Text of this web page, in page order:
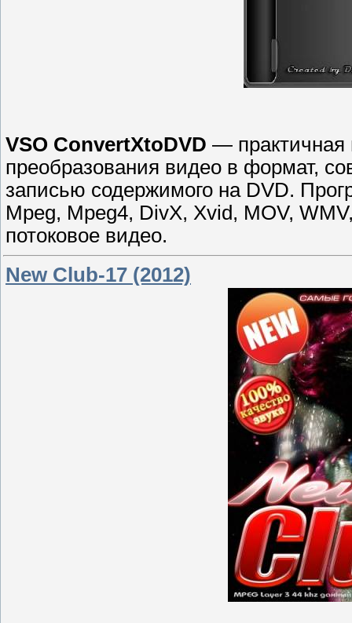
VSO ConvertXtoDVD — практичная
преобразования видео в формат,
записью содержимого на DVD.
Mpeg, Mpeg4, DivX, Xvid, MOV,
потоковое видео.
New Club-17 (2012)